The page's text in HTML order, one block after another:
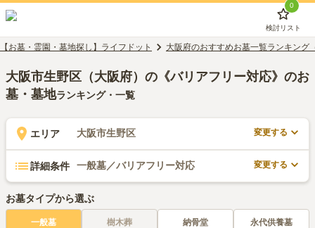
0
検討リスト
【お墓・霊園・墓地探し】ライフドット 大阪府のおすすめお墓一覧ランキング
大阪市生野区（大阪府）の《バリアフリー対応》のお
墓・墓地ランキング・一覧
エリア 大阪市生野区 変更する
詳細条件 一般墓／バリアフリー対応 変更する
お墓タイプから選ぶ
一般墓 樹木葬 納骨堂 永代供養墓